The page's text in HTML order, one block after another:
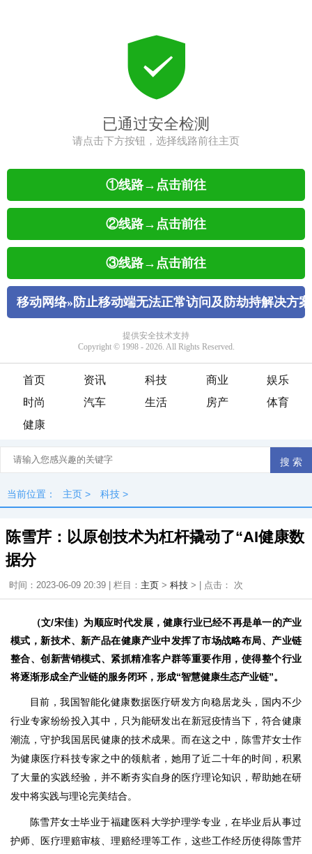
首页 资讯 科技 商业
娱乐
时尚
汽车 生活 房产
体育
健康
当前位置： 主页 > 科技 >
陈雪芹：以原创技术为杠杆撬动了“AI健康数
据分
时间：2023-06-09 20:39 | 栏目： 主页 > 科技 > | 点击： 次
（文/宋佳）为顺应时代发展，健康行业已经不再是单一的产业
模式，新技术、新产品在健康产业中发挥了市场战略布局、产业链
整合、创新营销模式、紧抓精准客户群等重要作用，使得整个行业
将逐渐形成全产业链的服务闭环，形成“智慧健康生态产业链”。
目前，我国智能化健康数据医疗研发方向稳居龙头，国内不少
行业专家纷纷投入其中，只为能研发出在新冠疫情当下，符合健康
潮流，守护我国居民健康的技术成果。而在这之中，陈雪芹女士作
为健康医疗科技专家之中的领航者，她用了近二十年的时间，积累
了大量的实践经验，并不断夯实自身的医疗理论知识，帮助她在研
发中将实践与理论完美结合。
陈雪芹女士毕业于福建医科大学护理学专业，在毕业后从事过
护师、医疗理赔审核、理赔经理等工作，这些工作经历使得陈雪芹